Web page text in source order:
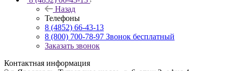
Назад
Телефоны
8 (4852) 66-43-13
8 (800) 700-78-97 Звонок бесплатный
Заказать звонок
Контактная информация